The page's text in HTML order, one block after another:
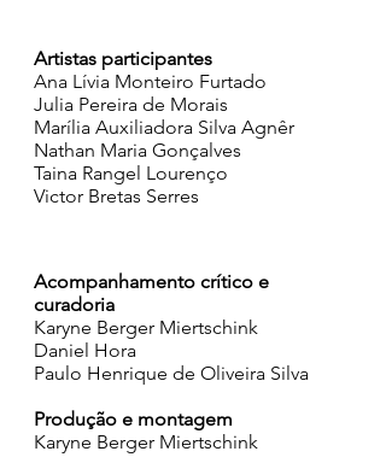
Artistas participantes
Ana Lívia Monteiro Furtado
Julia Pereira de Morais
Marília Auxiliadora Silva Agnêr
Nathan Maria Gonçalves
Taina Rangel Lourenço
Victor Bretas Serres
Acompanhamento crítico e
curadoria
Karyne Berger Miertschink
Daniel Hora
Paulo Henrique de Oliveira Silva
Produção e montagem
Karyne Berger Miertschink